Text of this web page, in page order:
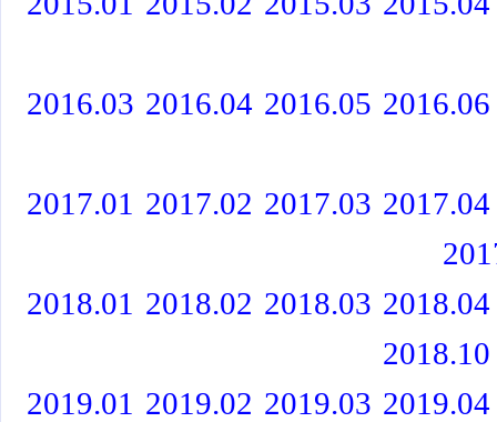
2016.03 2016.04 2016.05 2016.06
2017.01 2017.02 2017.03 2017.04
2018.01 2018.02 2018.03 2018.04
2018.10
2019.01 2019.02 2019.03 2019.04